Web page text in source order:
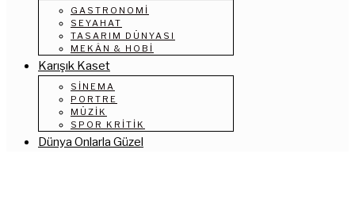
GASTRONOMI
SEYAHAT
TASARIM DÜNYASI
MEKÂN & HOBI
Karışık Kaset
SINEMA
PORTRE
MÜZIK
SPOR KRITIK
Dünya Onlarla Güzel